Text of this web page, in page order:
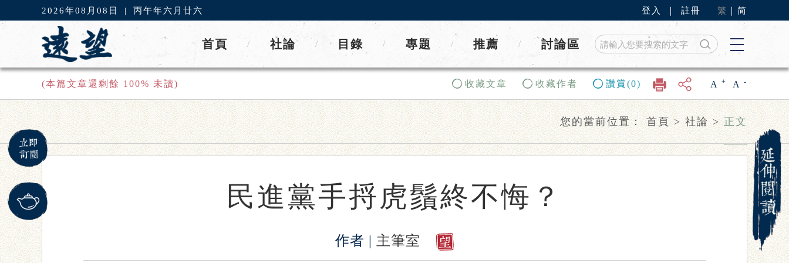
2026年08月08日 | 丙午年六月廿六 登入 註冊 繁 简
首頁 / 社論 / 目錄 / 專題 / 推薦 / 討論區
(本篇文章還剩餘 100% 未讀) 收藏文章 收藏作者 讚賞(0) A + A -
您的當前位置：首頁>社論 >正文
民進黨手捋虎鬚終不悔？
作者 | 主筆室